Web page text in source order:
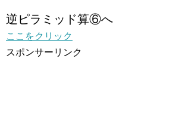
逆ピラミッド算⑥へ
ここをクリック
スポンサーリンク